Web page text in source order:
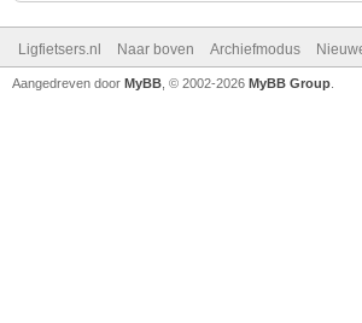
Ligfietsers.nl Naar boven Archiefmodus
Aangedreven door MyBB , © 2002-2026 MyBB Group